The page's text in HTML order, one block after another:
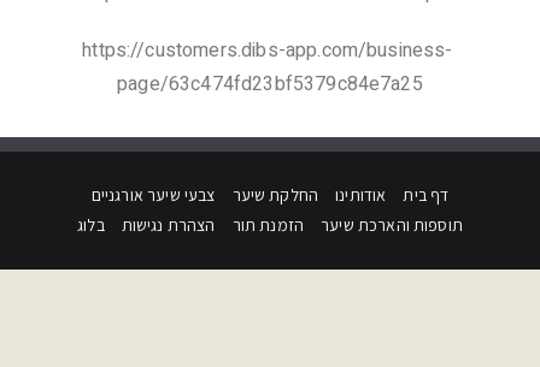
https://customers.dibs-app.com/business-
page/63c474fd23bf5379c84e7a25
דף בית אודותינו החלקת שיער
צבעי שיער אורגניים
תוספות והארכת שיער
הזמנת תור הצהרת נגישות בלוג